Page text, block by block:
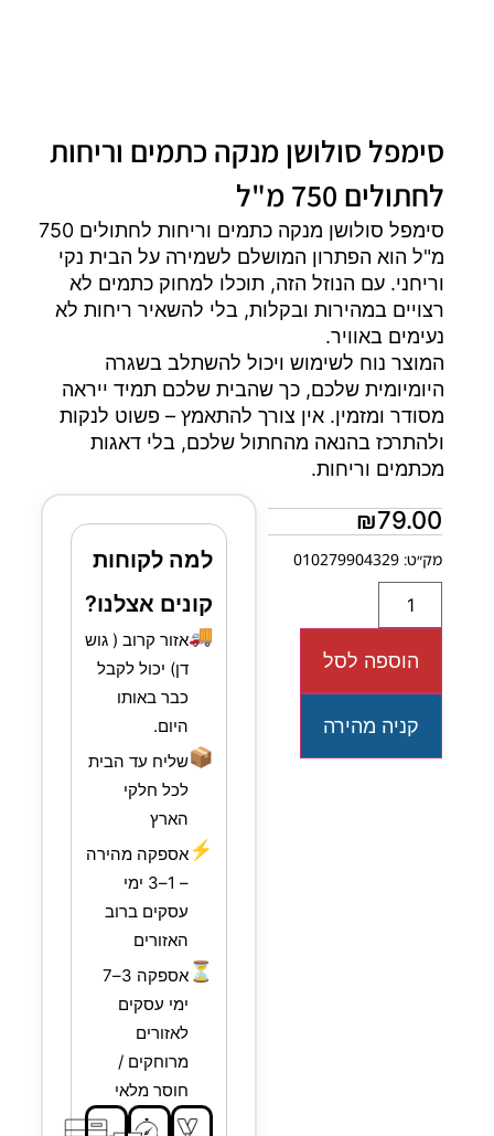
סימפל סולושן מנקה כתמים וריחות
לחתולים 750 מ"ל
סימפל סולושן מנקה כתמים וריחות לחתולים 750
מ"ל הוא הפתרון המושלם לשמירה על הבית נקי
וריחני. עם הנוזל הזה, תוכלו למחוק כתמים לא
רצויים במהירות ובקלות, בלי להשאיר ריחות לא
נעימים באוויר.
המוצר נוח לשימוש ויכול להשתלב בשגרה
היומיומית שלכם, כך שהבית שלכם תמיד ייראה
מסודר ומזמין. אין צורך להתאמץ – פשוט לנקות
ולהתרכז בהנאה מהחתול שלכם, בלי דאגות
מכתמים וריחות.
₪79.00
מק״ט: 010279904329
הוספה לסל
קניה מהירה
למה לקוחות
קונים אצלנו?
🚚אזור קרוב ( גוש
דן) יכול לקבל
כבר באותו
היום.
📦שליח עד הבית
לכל חלקי
הארץ
⚡אספקה מהירה
– 1–3 ימי
עסקים ברוב
האזורים
⏳
אספקה 3–7
ימי עסקים
לאזורים
מרוחקים /
חוסר מלאי